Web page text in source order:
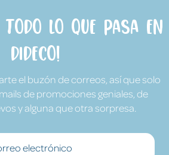
todo lo que pasa en
Dideco!
el buzón de correos, así que solo
de promociones geniales, de
y alguna que otra sorpresa.